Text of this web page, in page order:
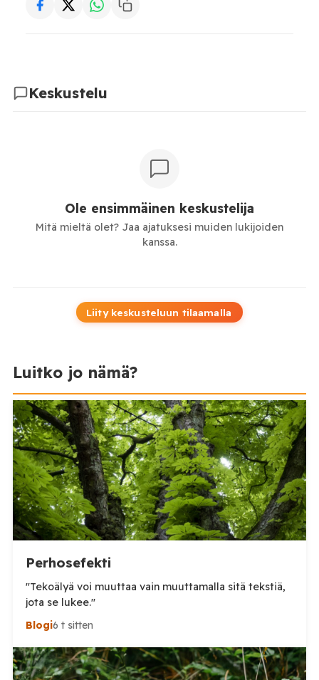
Keskustelu
Ole ensimmäinen keskustelija
Mitä mieltä olet? Jaa ajatuksesi muiden lukijoiden
kanssa.
Liity keskusteluun tilaamalla
Luitko jo nämä?
Perhosefekti
"Tekoälyä voi muuttaa vain muuttamalla sitä tekstiä,
jota se lukee."
Blogi6 t sitten